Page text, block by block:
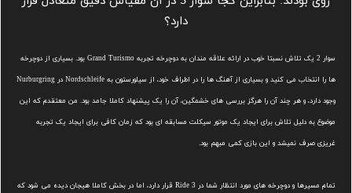
دارد؟
سوار 2 یک تلاش نسبتا خوب در ارائه علاقه مندان به دوچرخه تجربه Grand Turismo بود. بسیاری از دوچرخه
ها را انتخاب می کنید و بسیاری از آهنگ ها را در اطراف خود، از سیلورستون به Nordschleife در Nurburgring
وجود دارد، و هر چند آن را هرگز بررسی های خشمگین، آن را یک پیشنهاد کاملا جامد بود. من معتقدم که این
موضوع به دلیل تلاش برای ایجاد یک موتور سیکلت مسابقه ای بود که زمان کافی برای ایجاد یک تجربه
غریزی صرف نمیشد و این بازی کمی مبهم بود.
تمام مسیرها و دوچرخه های مورد انتظار شما در Ride 3 قرار دارد، اما در بخش کاملا هیجان دیده می شود که